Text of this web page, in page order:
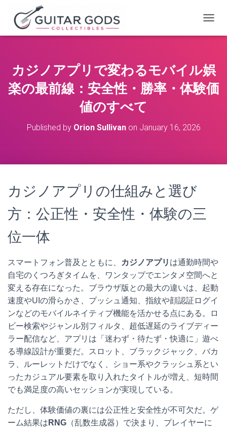
O
L
E
N
A
カジノアプリで変わるモバイル娯
楽の最前線：安全性・勝率・体験価
値のすべて
Published by Orion Sullivanon January 16, 2026
カジノアプリの仕組みと選び
方：公正性・安全性・体験の三
位一体
スマートフォン普及とともに、 カジノアプリ は通勤時間や
自宅のくつろぎタイムを、ワンタップでエンタメ空間へと
変える存在になった。ブラウザ版との最大の違いは、起動
速度やUIの滑らかさ、プッシュ通知、指紋や顔認証ログイ
ンなどのモバイルネイティブ機能を活かせる点にある。ロ
ビー検索やジャンル別フィルタ、超低遅延のライブディー
ラー配信など、アプリは「迷わず・待たず・快適に」遊べ
る導線設計が重要だ。スロット、ブラックジャック、バカ
ラ、ルーレットだけでなく、ショー系やクラッシュ系とい
ったカジュアル要素を取り入れたタイトルが増え、短時間
でも満足度の高いセッションが実現している。
ただし、体験価値の裏には公正性と安全性が不可欠だ。ゲ
ーム結果は RNG （乱数生成器）で決まり、プレイヤーに